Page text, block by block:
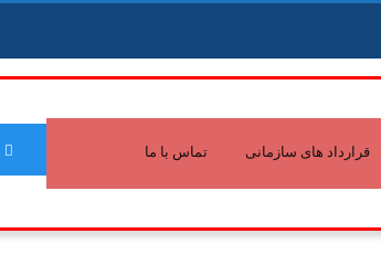
قرارداد های سازمانی تماس با ما